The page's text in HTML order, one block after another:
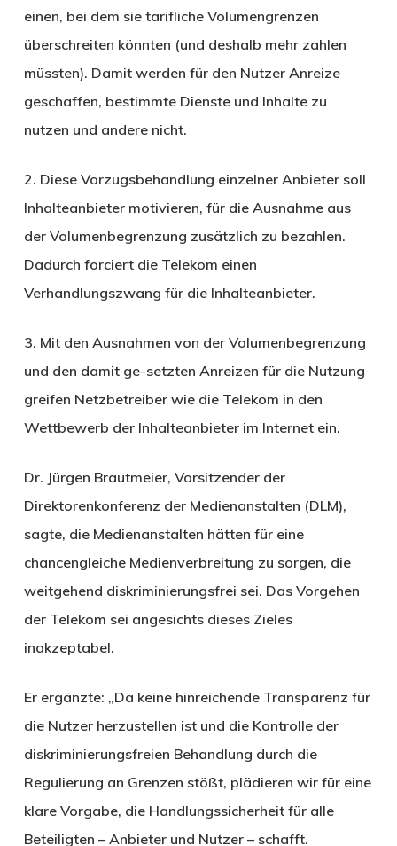
einen, bei dem sie tarifliche Volumengrenzen
überschreiten könnten (und deshalb mehr zahlen
müssten). Damit werden für den Nutzer Anreize
geschaffen, bestimmte Dienste und Inhalte zu
nutzen und andere nicht.
2. Diese Vorzugsbehandlung einzelner Anbieter soll
Inhalteanbieter motivieren, für die Ausnahme aus
der Volumenbegrenzung zusätzlich zu bezahlen.
Dadurch forciert die Telekom einen
Verhandlungszwang für die Inhalteanbieter.
3. Mit den Ausnahmen von der Volumenbegrenzung
und den damit ge-setzten Anreizen für die Nutzung
greifen Netzbetreiber wie die Telekom in den
Wettbewerb der Inhalteanbieter im Internet ein.
Dr. Jürgen Brautmeier, Vorsitzender der
Direktorenkonferenz der Medienanstalten (DLM),
sagte, die Medienanstalten hätten für eine
chancengleiche Medienverbreitung zu sorgen, die
weitgehend diskriminierungsfrei sei. Das Vorgehen
der Telekom sei angesichts dieses Zieles
inakzeptabel.
Er ergänzte: „Da keine hinreichende Transparenz für
die Nutzer herzustellen ist und die Kontrolle der
diskriminierungsfreien Behandlung durch die
Regulierung an Grenzen stößt, plädieren wir für eine
klare Vorgabe, die Handlungssicherheit für alle
Beteiligten – Anbieter und Nutzer – schafft.